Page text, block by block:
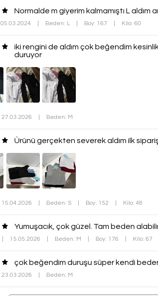
Normalde m giyerim kalmamıştı L
05.03.2024 Beden: L Boy: 167 Kilo: 60
iki rengini de aldım çok beğendim
duruyor
27.03.2026 Beden: M
Ürünü gerçekten severek aldım ilk
15.04.2026 Beden: S Boy: 152 Kilo: 48
Yumuşacık, çok güzel. Tam beden
15.05.2026 Beden: M Boy: 176 Kilo: 67
çok beğendim duruşu süper kendi
23.03.2026 Beden: M